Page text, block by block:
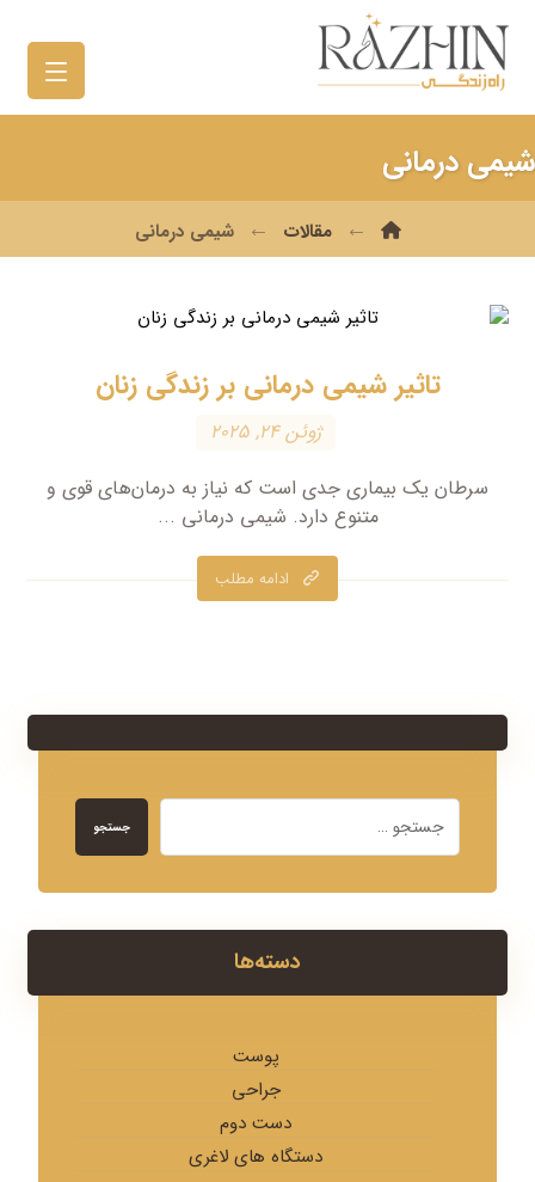
شیمی درمانی
مقالات شیمی درمانی
تاثیر شیمی درمانی بر زندگی زنان
ژوئن ۲۴, ۲۰۲۵
سرطان یک بیماری جدی است که نیاز به درمان‌های قوی و
متنوع دارد. شیمی درمانی ...
ادامه مطلب
جستجو
دسته‌ها
پوست
جراحی
دست دوم
دستگاه های لاغری